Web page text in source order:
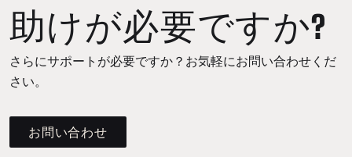
助けが必要ですか?
さらにサポートが必要ですか？お気軽にお問い合わせくだ
さい。
お問い合わせ